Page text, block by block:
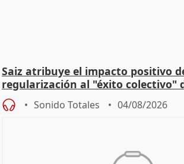
Saiz atribuye el impacto positivo
regularización al "éxito colectivo"
Sonido Totales 04/08/2026